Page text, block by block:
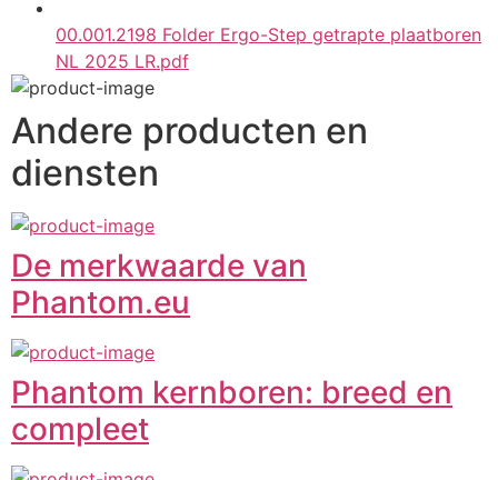
00.001.2198 Folder Ergo-Step getrapte plaatboren
NL 2025 LR.pdf
Andere producten en
diensten
De merkwaarde van
Phantom.eu
Phantom kernboren: breed en
compleet